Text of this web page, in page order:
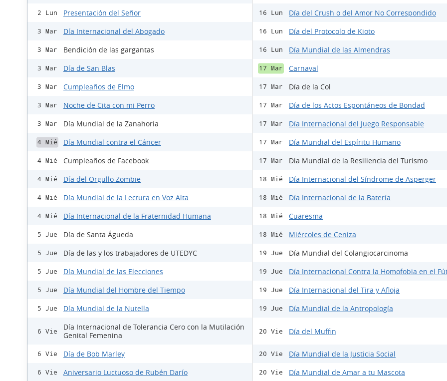
2 Lun Presentación del Señor
3 Mar Día Internacional del Abogado
3 Mar Bendición de las gargantas
3 Mar Día de San Blas
3 Mar Cumpleaños de Elmo
3 Mar Noche de Cita con mi Perro
3 Mar Día Mundial de la Zanahoria
4 Mié Día Mundial contra el Cáncer
4 Mié Cumpleaños de Facebook
4 Mié Día del Orgullo Zombie
4 Mié Día Mundial de la Lectura en Voz Alta
4 Mié Día Internacional de la Fraternidad Humana
5 Jue Día de Santa Águeda
5 Jue Día de las y los trabajadores de UTEDYC
5 Jue Día Mundial de las Elecciones
5 Jue Día Mundial del Hombre del Tiempo
5 Jue Día Mundial de la Nutella
6 Vie
Día Internacional de Tolerancia Cero con la Mutilación
Genital Femenina
6 Vie Día de Bob Marley
6 Vie Aniversario Luctuoso de Rubén Darío
16 Lun Día del Crush o del Amor No Correspondido
16 Lun Día del Protocolo de Kioto
16 Lun Día Mundial de las Almendras
17 Mar Carnaval
17 Mar Día de la Col
17 Mar Día de los Actos Espontáneos de Bondad
17 Mar Día Internacional del Juego Responsable
17 Mar Día Mundial del Espíritu Humano
17 Mar Dia Mundial de la Resiliencia del Turismo
18 Mié Día Internacional del Síndrome de Asperger
18 Mié Día Internacional de la Batería
18 Mié Cuaresma
18 Mié Miércoles de Ceniza
19 Jue Día Mundial del Colangiocarcinoma
19 Jue Día Internacional Contra la Homofobia en el
19 Jue Día Internacional del Tira y Afloja
19 Jue Día Mundial de la Antropología
20 Vie Día del Muffin
20 Vie Día Mundial de la Justicia Social
20 Vie Día Mundial de Amar a tu Mascota